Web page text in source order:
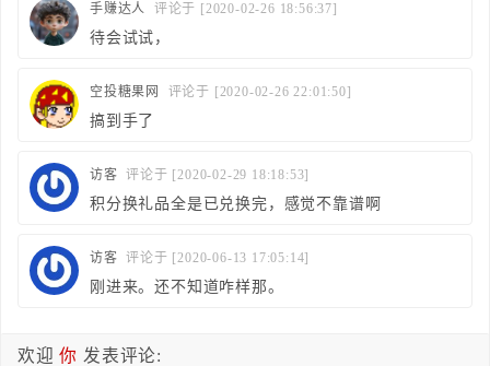
手赚达人 评论于 [2020-02-26 18:56:37]
待会试试，
空投糖果网 评论于 [2020-02-26 22:01:50]
搞到手了
访客 评论于 [2020-02-29 18:18:53]
积分换礼品全是已兑换完，感觉不靠谱啊
访客 评论于 [2020-06-13 17:05:14]
刚进来。还不知道咋样那。
欢迎你 发表评论: